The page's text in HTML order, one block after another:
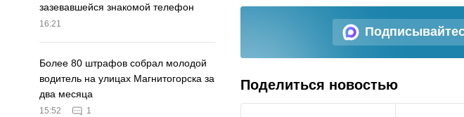
зазевавшейся знакомой телефон
16:21
Более 80 штрафов собрал молодой
водитель на улицах Магнитогорска за
два месяца
15:52 1
Поделиться новостью